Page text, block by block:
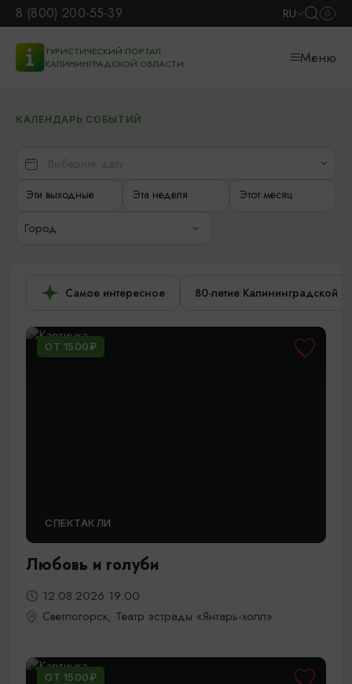
8 (800) 200-55-39 RU
ТУРИСТИЧЕСКИЙ ПОРТАЛ
КАЛИНИНГРАДСКОЙ ОБЛАСТИ
Меню
КАЛЕНДАРЬ СОБЫТИЙ
Эти выходные Эта неделя Этот месяц
Город
Самое интересное 80-летие Калининградской
ОТ 1500₽
СПЕКТАКЛИ
Любовь и голуби
12.08.2026 19:00
Светлогорск, Театр эстрады «Янтарь-холл»
ОТ 1500₽